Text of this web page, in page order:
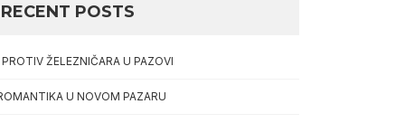
RECENT POSTS
PROTIV ŽELEZNIČARA U PAZOVI
U NOVOM PAZARU